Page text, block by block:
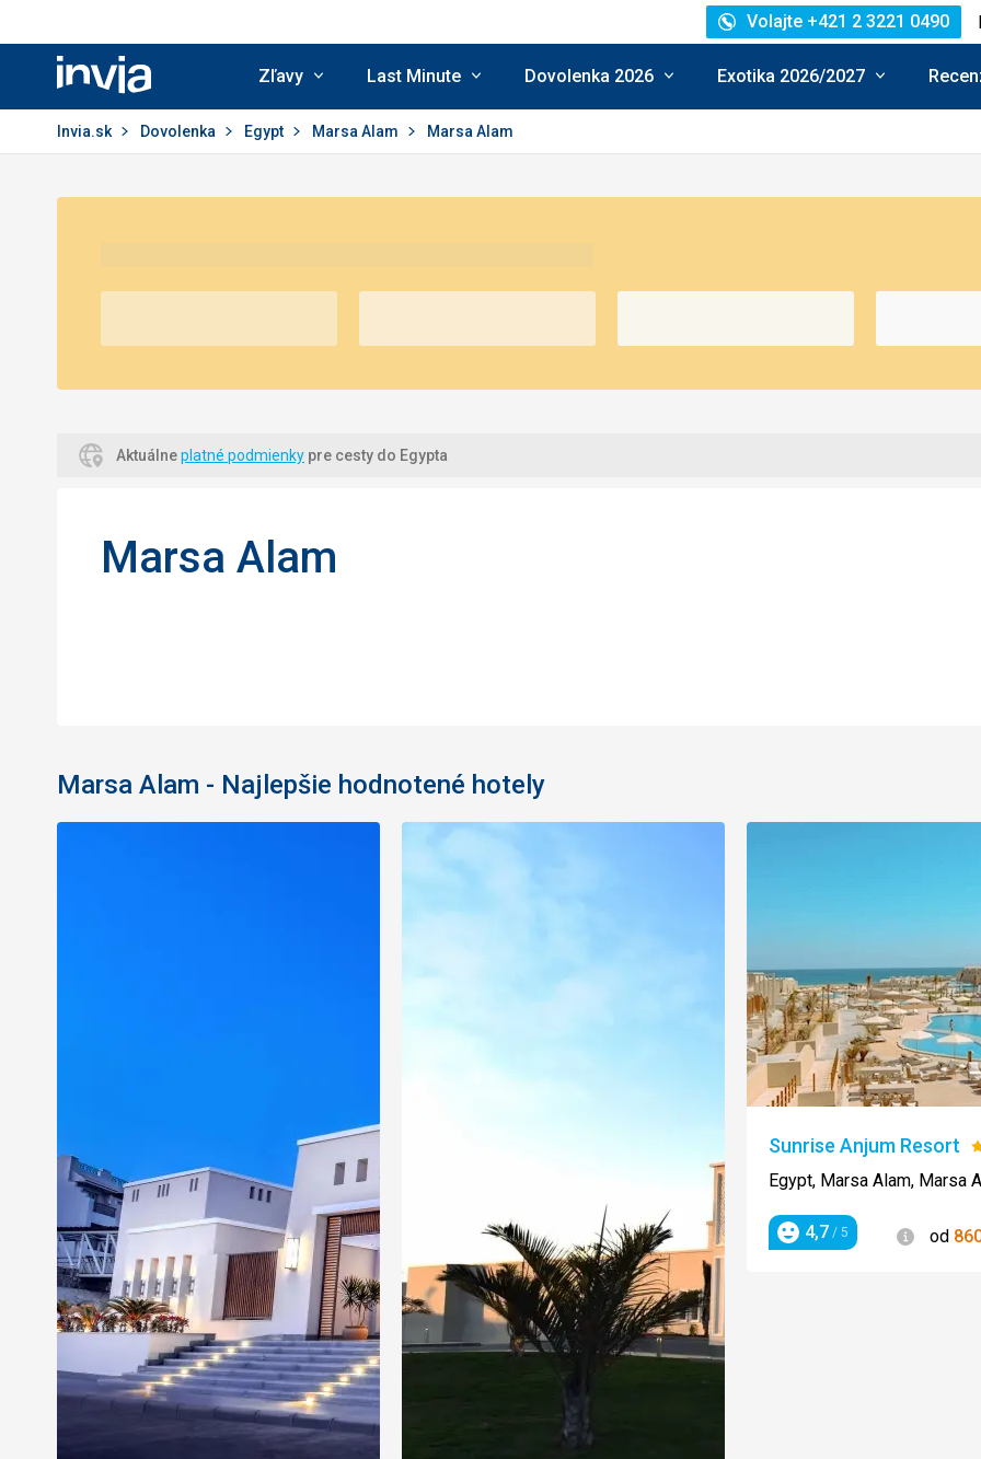
Invia.sk
Volajte +421 2 3221 0490
Zľavy Last Minute Dovolenka 2026 Exotika 2026/2027
Invia.sk Dovolenka Egypt Marsa Alam Marsa Alam
Aktuálneplatné podmienky pre cesty do Egypta
Marsa Alam
Marsa Alam - Najlepšie hodnotené hotely
Sunrise Anjum Resort
Egypt, Marsa Alam, Marsa
Hodnotenie
4,7 / 5 od